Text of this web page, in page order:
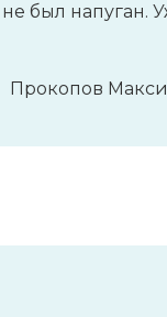
был напуган.
Прокопов